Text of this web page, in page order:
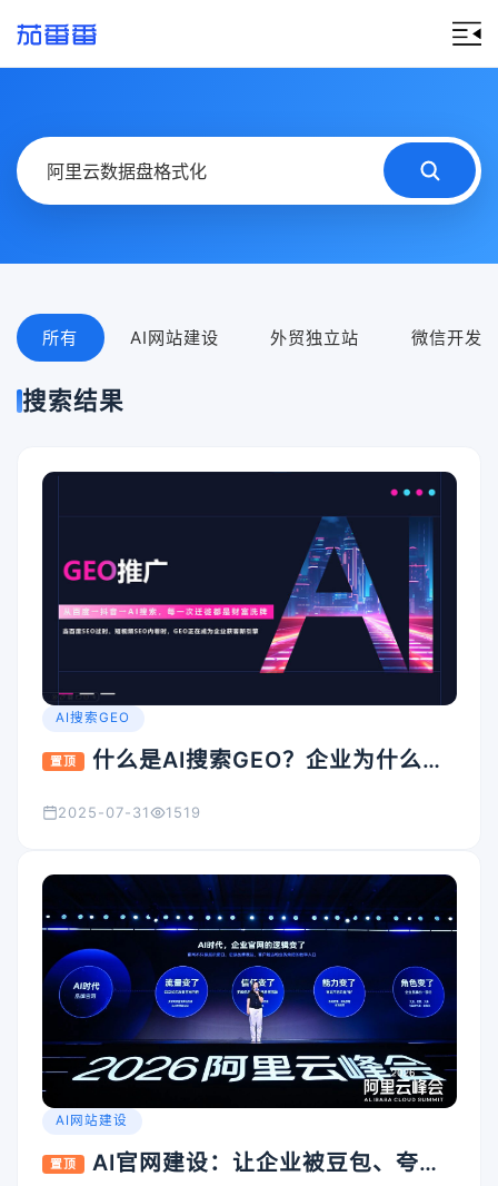
所有 AI网站建设 外贸独立站 微信开发
搜索结果
AI搜索GEO
置顶
什么是AI搜索GEO？企业为什么要
2025-07-31 1519
AI网站建设
置顶
AI官网建设：让企业被豆包、夸